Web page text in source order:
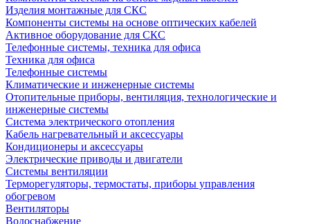
Изделия монтажные для СКС
Компоненты системы на основе оптических кабелей
Активное оборудование для СКС
Телефонные системы, техника для офиса
Техника для офиса
Телефонные системы
Климатические и инженерные системы
Отопительные приборы, вентиляция, технологические и
инженерные системы
Система электрического отопления
Кабель нагревательный и аксессуары
Кондиционеры и аксессуары
Электрические приводы и двигатели
Системы вентиляции
Терморегуляторы, термостаты, приборы управления
обогревом
Вентиляторы
Водоснабжение